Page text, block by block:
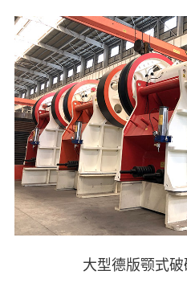
大型德版颚式